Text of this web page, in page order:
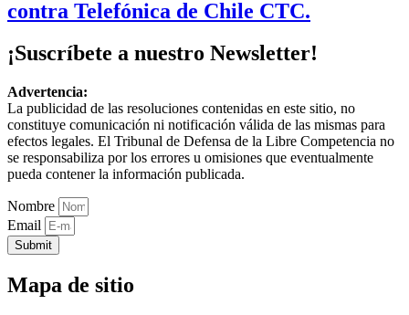
contra Telefónica de Chile CTC.
¡Suscríbete a nuestro Newsletter!
Advertencia:
La publicidad de las resoluciones contenidas en este sitio, no
constituye comunicación ni notificación válida de las mismas para
efectos legales. El Tribunal de Defensa de la Libre Competencia no
se responsabiliza por los errores u omisiones que eventualmente
pueda contener la información publicada.
Nombre
Email
Submit
Mapa de sitio